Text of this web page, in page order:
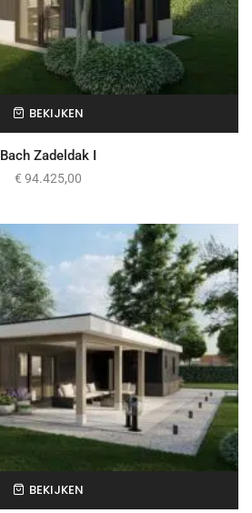
BEKIJKEN
Bach Zadeldak I
€ 94.425,00
BEKIJKEN